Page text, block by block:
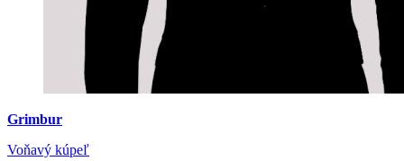
Grimbur
Voňavý kúpeľ